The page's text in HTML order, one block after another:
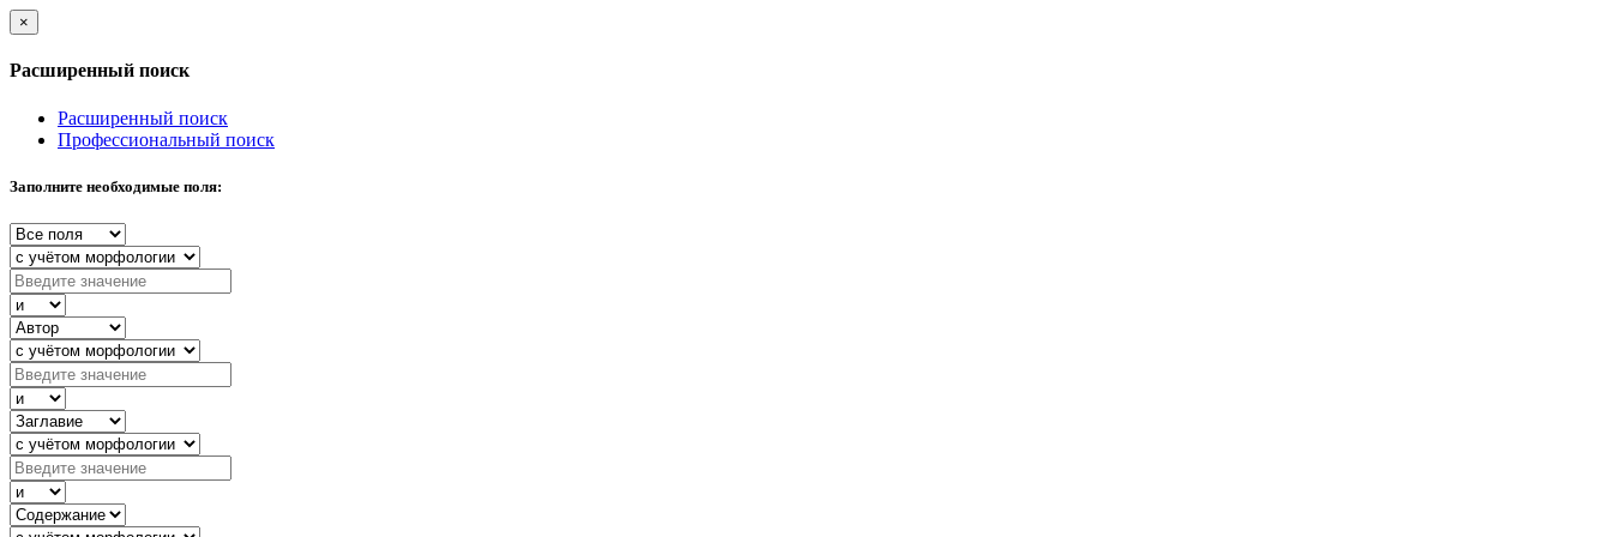
×
Расширенный поиск
Расширенный поиск
Профессиональный поиск
Заполните необходимые поля: